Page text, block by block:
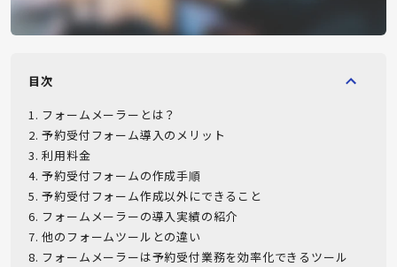
目次
1. フォームメーラーとは？
2.予約受付フォーム導入のメリット
3.利用料金
4.予約受付フォームの作成手順
5.予約受付フォーム作成以外にできること
6. フォームメーラーの導入実績の紹介
7.他のフォームツールとの違い
8. フォームメーラーは予約受付業務を効率化できるツール